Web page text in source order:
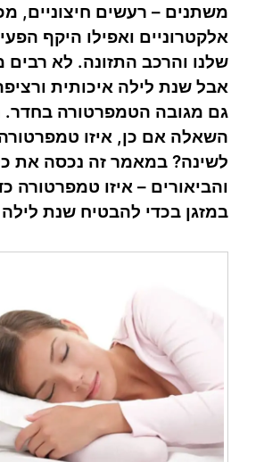
משתנים – רעשים חיצוניים,
אלקטרוניים ואפילו היקף
שלנו והרכב התזונה. לא רבים
אבל שנת לילה איכותית
גם מגובה הטמפרטורה
השאלה אם כן, איזו
לשינה? במאמר זה נכסה את
והביאורים – איזו טמפרטורה
במזגן בכדי להבטיח שנת